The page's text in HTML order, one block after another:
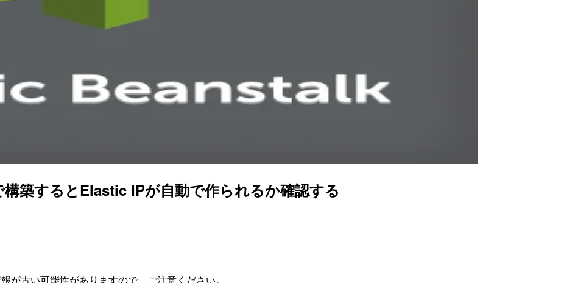
築するとElastic IPが自動で作られるか確認する
が古い可能性がありますので、ご注意ください。